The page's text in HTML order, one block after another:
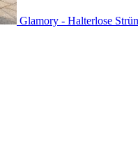
Glamory - Halterlose